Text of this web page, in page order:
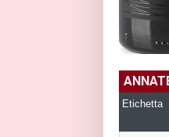
Etichetta